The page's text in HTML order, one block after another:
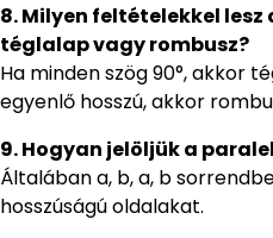
8. Milyen feltételekkel
téglalap vagy rombusz?
Ha minden szög 90°, akkor
egyenlő hosszú, akkor
9. Hogyan jelöljük a
Általában a, b, a, b
hosszúságú oldalakat.